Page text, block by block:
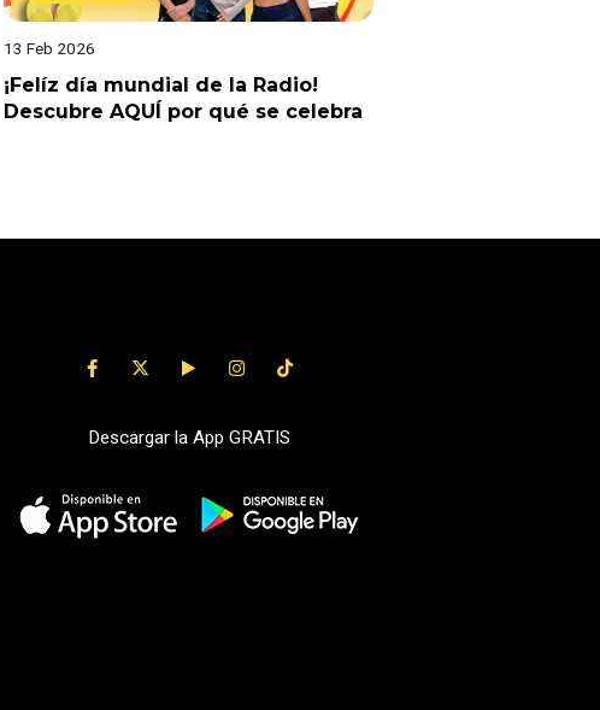
13 Feb 2026
¡Felíz día mundial de la Radio!
Descubre AQUÍ por qué se celebra
Descargar la App GRATIS